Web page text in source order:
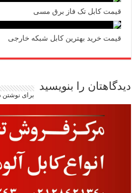
قیمت کابل تک فاز برق مسی
قیمت خرید بهترین کابل شبکه خارجی
دیدگاهتان را بنویسید
برای نوشتن